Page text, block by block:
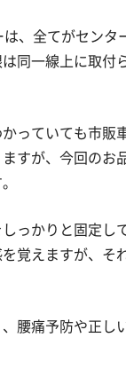
、全てがセンタ
同一線上に取付
っていても市販
すが、今回のお
っかりと固定し
覚えますが、そ
腰痛予防や正し